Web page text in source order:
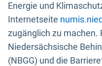
Energie und
Internetseite
zugänglich zu machen.
Niedersächsische
(NBGG) und die